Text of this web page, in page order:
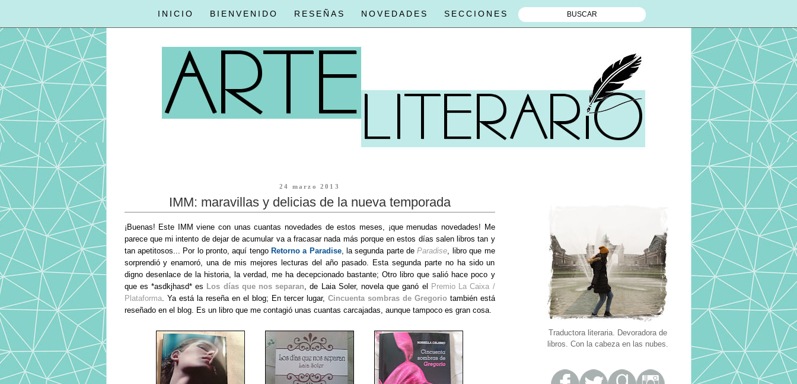
INICIO BIENVENIDO RESEÑAS NOVEDADES SECCIONES
24 marzo 2013
IMM: maravillas y delicias de la nueva temporada
¡Buenas! Este IMM viene con unas cuantas novedades de estos meses, ¡que menudas novedades! Me
parece que mi intento de dejar de acumular va a fracasar nada más porque en estos días salen libros tan y
tan apetitosos... Por lo pronto, aquí tengo Retorno a Paradise, la segunda parte deParadise , libro que me
sorprendió y enamoró, una de mis mejores lecturas del año pasado. Esta segunda parte no ha sido un
digno desenlace de la historia, la verdad, me ha decepcionado bastante; Otro libro que salió hace poco y
que es *asdkjhasd* es Los días que nos separan , de Laia Soler, novela que ganó el
Premio La Caixa /
Plataforma. Ya está la reseña en el blog; En tercer lugar, Cincuenta sombras de Gregoriotambién está
reseñado en el blog. Es un libro que me contagió unas cuantas carcajadas, aunque tampoco es gran cosa.
Traductora literaria. Devoradora de
libros. Con la cabeza en las nubes.